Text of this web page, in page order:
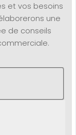
et vos besoins
une
de conseils